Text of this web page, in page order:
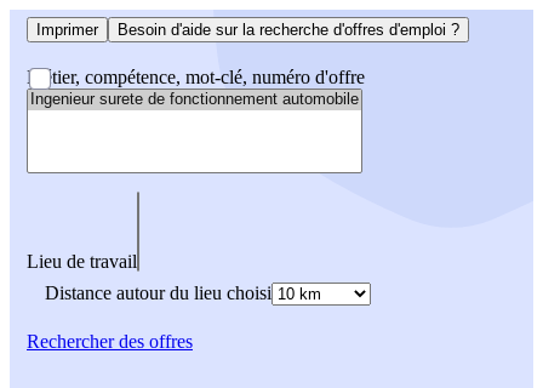
Imprimer Besoin d'aide sur la recherche d'offres d'emploi ?
Métier, compétence, mot-clé, numéro d'offre
Lieu de travail
Distance autour du lieu choisi
Rechercherdes offres